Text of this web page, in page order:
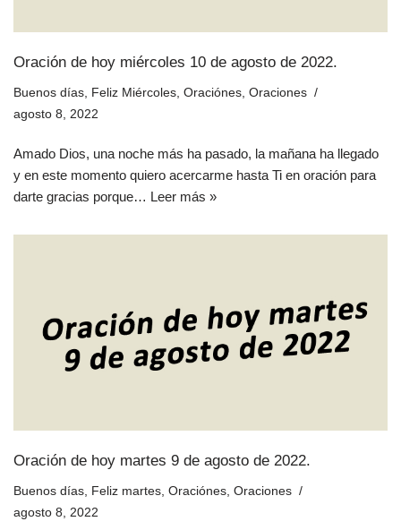
Oración de hoy miércoles 10 de agosto de 2022.
Buenos días Feliz Miércoles Oraciónes Oraciones
agosto 8, 2022
Amado Dios, una noche más ha pasado, la mañana ha llegado
y en este momento quiero acercarme hasta Ti en oración para
darte gracias porque… Leer más »
Oración de hoy martes 9 de agosto de 2022.
Buenos días Feliz martes Oraciónes Oraciones
agosto 8, 2022